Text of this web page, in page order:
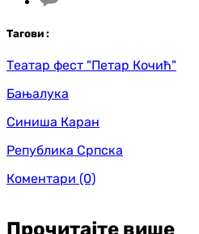
Тагови :
Театар фест "Петар Кочић"
Бањалука
Синиша Каран
Република Српска
Коментари (0)
Прочитајте више